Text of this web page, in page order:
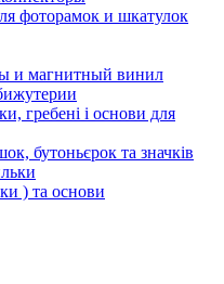
фоторамок и шкатулок
и магнитный винил
гребені і основи для
бутоньєрок та значків
) та основи